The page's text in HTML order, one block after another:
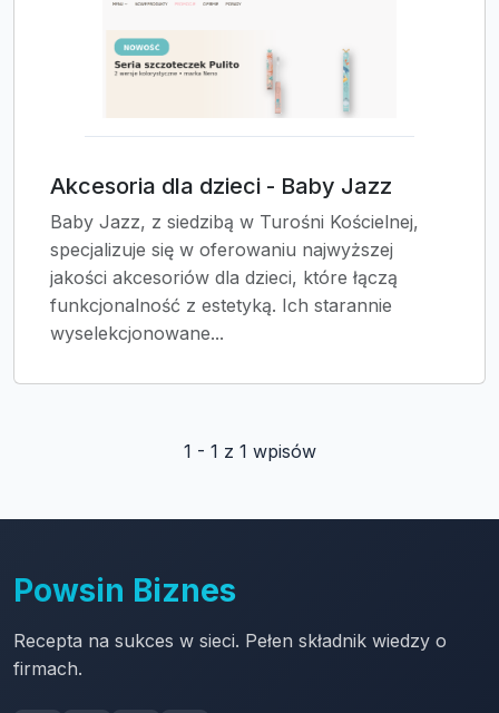
Akcesoria dla dzieci - Baby Jazz
Baby Jazz, z siedzibą w Turośni Kościelnej,
specjalizuje się w oferowaniu najwyższej
jakości akcesoriów dla dzieci, które łączą
funkcjonalność z estetyką. Ich starannie
wyselekcjonowane...
1 - 1 z 1 wpisów
Powsin Biznes
Recepta na sukces w sieci. Pełen składnik wiedzy o
firmach.